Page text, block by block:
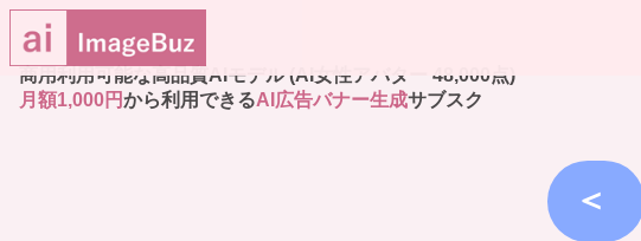
商用利用可能な高品質AIモデル (AI女性アバター 48,000点)
月額1,000円から利用できるAI広告バナー生成サブスク